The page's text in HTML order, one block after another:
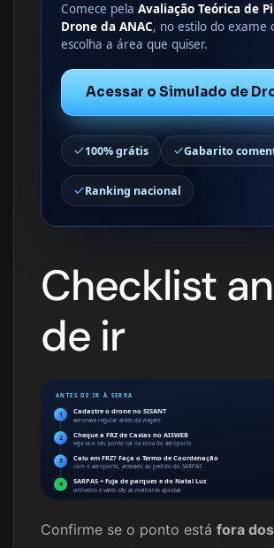
Comece pela Avaliação Teórica de
Drone da ANAC, no estilo do exame
escolha a área que quiser.
Acessar o Simulado de
100% grátis Gabarito
Ranking nacional
Checklist
de ir
ANTES DE IR À SERRA
1 Cadastre o drone no SISANT
aeronave regular antes da viagem
2 Cheque a FRZ de Caxias no AISWEB
veja se o seu ponto cai na zona do aeroporto
3 Caiu em FRZ? Faça o Termo de Coordenação
com o aeroporto, anexado ao pedido do SARPAS
4 SARPAS + fuja de parques e do Natal Luz
vinhedos e vales são as melhores apostas
Confirme se o ponto está fora